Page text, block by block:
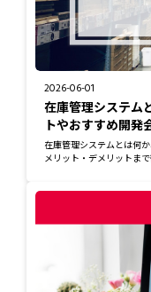
2026-06-01
在庫管理システム
トやおすすめ開発
在庫管理システムとは何
メリット・デメリットま